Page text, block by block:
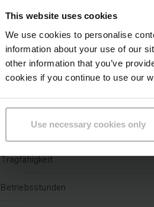
This website uses cookies
We use cookies to personalise
information about your use of our
other information that you’ve
cookies if you continue to use our
Use necessary cookies only
Technische Daten
Batterie
Ladegerät
Hubhöhe
Tragfähigkeit
Betriebsstunden